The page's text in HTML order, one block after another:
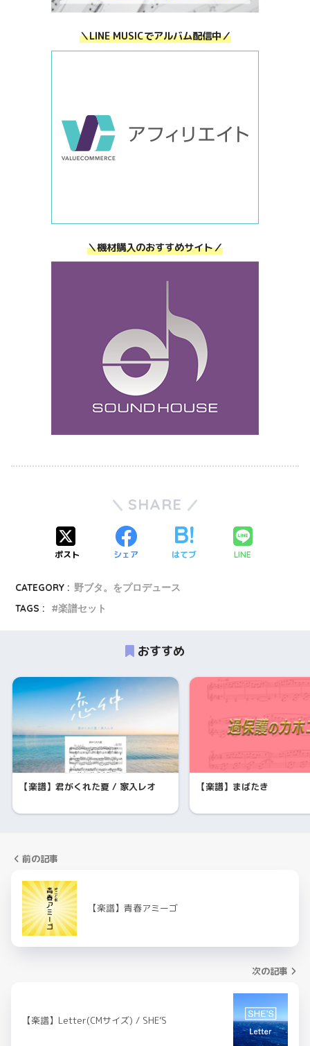
＼LINE MUSICでアルバム配信中／
＼機材購入のおすすめサイト／
SHARE
ポスト シェア はてブ LINE
CATEGORY : 野ブタ。をプロデュース
TAGS :
楽譜セット
おすすめ
【楽譜】君がくれた夏 / 家入レオ 【楽譜】まばたき
前の記事
【楽譜】青春アミーゴ
次の記事
【楽譜】Letter(CMサイズ) / SHE’S